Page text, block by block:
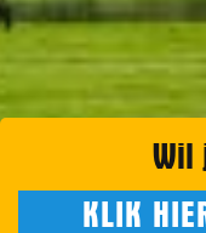
SPONSORS
CONTACT
WINKELWil
KLIK